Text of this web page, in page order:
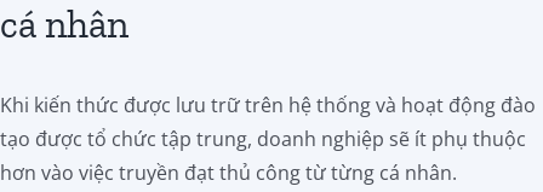
cá nhân
Khi kiến thức được lưu trữ trên hệ thống và hoạt động đào
tạo được tổ chức tập trung, doanh nghiệp sẽ ít phụ thuộc
hơn vào việc truyền đạt thủ công từ từng cá nhân.